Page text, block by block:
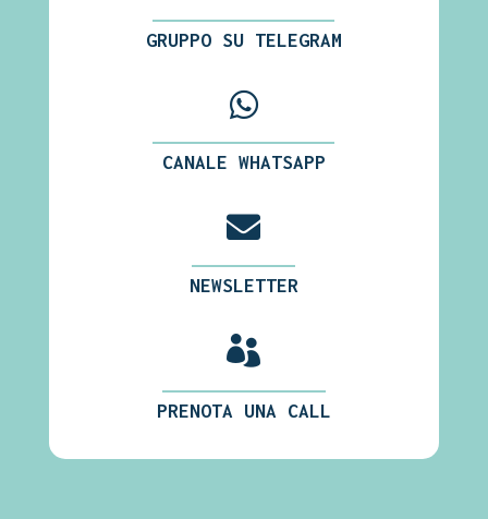
GRUPPO SU TELEGRAM

CANALE WHATSAPP

NEWSLETTER

PRENOTA UNA CALL